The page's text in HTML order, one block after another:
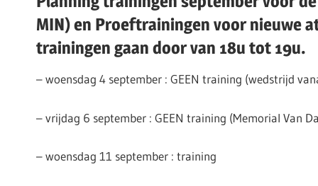
MIN) en Proeftrainingen voor nieuwe
trainingen gaan door van 18u tot 19u.
– woensdag 4 september : GEEN training (wedstrijd
– vrijdag 6 september : GEEN training (Memorial Van
– woensdag 11 september : training